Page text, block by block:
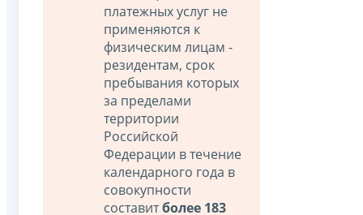
платежных услуг не
применяются к
физическим лицам -
резидентам, срок
пребывания которых
за пределами
территории
Российской
Федерации в течение
календарного года в
совокупности
составитболее 183